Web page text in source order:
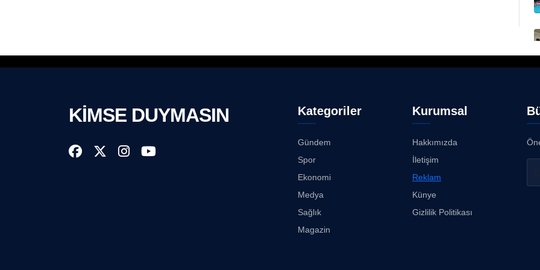
KİMSE DUYMASIN Kategoriler
Gündem
Spor
Ekonomi
Medya
Sağlık
Magazin
Kurumsal
Hakkımızda
İletişim
Reklam
Künye
Gizlilik Politikası